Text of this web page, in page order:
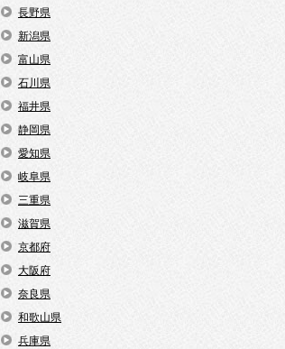
長野県
新潟県
富山県
石川県
福井県
静岡県
愛知県
岐阜県
三重県
滋賀県
京都府
大阪府
奈良県
和歌山県
兵庫県